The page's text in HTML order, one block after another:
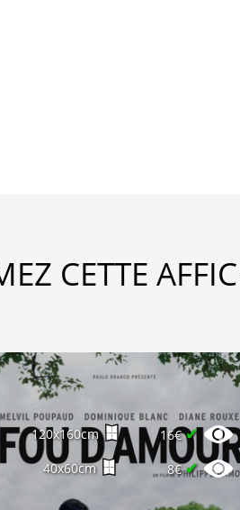
CETTE
120x160cm 16€✔
40x60cm 8€✔